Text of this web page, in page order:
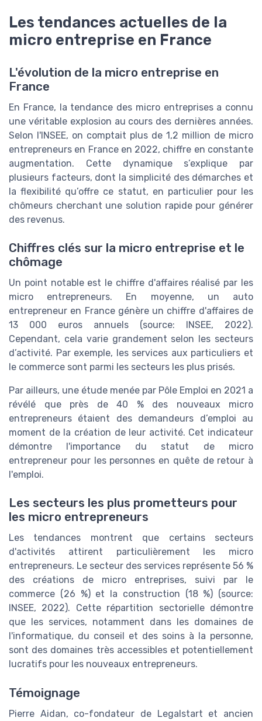
Les tendances actuelles de la
micro entreprise en France
L'évolution de la micro entreprise en
France
En France, la tendance des micro entreprises a connu
une véritable explosion au cours des dernières années.
Selon l'INSEE, on comptait plus de 1,2 million de micro
entrepreneurs en France en 2022, chiffre en constante
augmentation. Cette dynamique s’explique par
plusieurs facteurs, dont la simplicité des démarches et
la flexibilité qu’offre ce statut, en particulier pour les
chômeurs cherchant une solution rapide pour générer
des revenus.
Chiffres clés sur la micro entreprise et le
chômage
Un point notable est le chiffre d'affaires réalisé par les
micro entrepreneurs. En moyenne, un auto
entrepreneur en France génère un chiffre d'affaires de
13 000 euros annuels (source: INSEE, 2022).
Cependant, cela varie grandement selon les secteurs
d’activité. Par exemple, les services aux particuliers et
le commerce sont parmi les secteurs les plus prisés.
Par ailleurs, une étude menée par Pôle Emploi en 2021 a
révélé que près de 40 % des nouveaux micro
entrepreneurs étaient des demandeurs d’emploi au
moment de la création de leur activité. Cet indicateur
démontre l'importance du statut de micro
entrepreneur pour les personnes en quête de retour à
l'emploi.
Les secteurs les plus prometteurs pour
les micro entrepreneurs
Les tendances montrent que certains secteurs
d'activités attirent particulièrement les micro
entrepreneurs. Le secteur des services représente 56 %
des créations de micro entreprises, suivi par le
commerce (26 %) et la construction (18 %) (source:
INSEE, 2022). Cette répartition sectorielle démontre
que les services, notamment dans les domaines de
l'informatique, du conseil et des soins à la personne,
sont des domaines très accessibles et potentiellement
lucratifs pour les nouveaux entrepreneurs.
Témoignage
Pierre Aidan, co-fondateur de Legalstart et ancien